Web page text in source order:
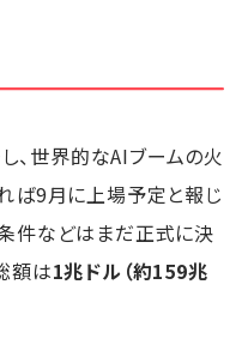
、世界的なAIブームの火
ば9月に上場予定と報じ
件などはまだ正式に決
額は1兆ドル（約159兆